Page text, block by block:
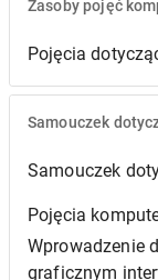
Zasoby pojęć
Pojęcia
Samouczek
Samouczek
Pojęcia
Wprowadzenie
graficznym